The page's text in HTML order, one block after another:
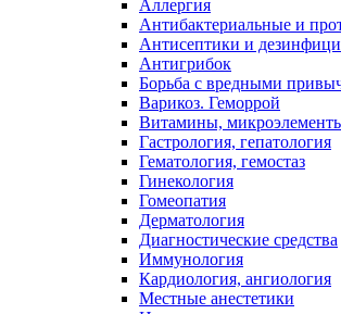
Аллергия
Антибактериальные и
Антисептики и
Антигрибок
Борьба с вредными
Варикоз. Геморрой
Витамины,
Гастрология, гепатология
Гематология, гемостаз
Гинекология
Гомеопатия
Дерматология
Диагностические средства
Иммунология
Кардиология, ангиология
Местные анестетики